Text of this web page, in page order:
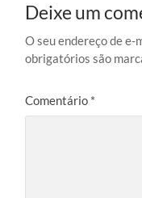
Deixe um
O seu endereço de e-
obrigatórios são
Comentário *